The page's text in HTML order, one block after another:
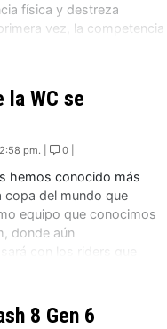
física y destreza
vez, la competencia
la WC se
pm. | 0 |
hemos conocido más
copa del mundo que
equipo que conocimos
donde aún
con los riders que
8 Gen 6